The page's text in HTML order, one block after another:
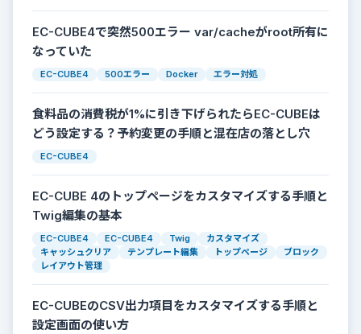
EC-CUBE4で突然500エラー var/cacheがroot所有に
なっていた
EC-CUBE4 500エラー Docker エラー対処
食料品の消費税が1%に引き下げられたらEC-CUBEは
どう設定する？予約変更の手順と混在店の落とし穴
EC-CUBE4
EC-CUBE 4のトップページをカスタマイズする手順と
Twig編集の基本
EC-CUBE4 EC-CUBE4 Twig
カスタマイズ
キャッシュクリア
テンプレート編集 トップページ
ブロック
レイアウト管理
EC-CUBEのCSV出力項目をカスタマイズする手順と
設定画面の使い方